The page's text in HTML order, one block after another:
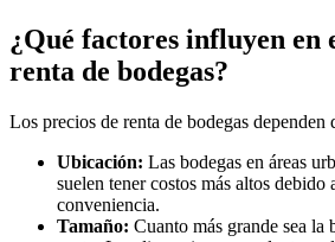
¿Qué factores influyen en
renta de bodegas?
Los precios de renta de bodegas dependen
Ubicación: Las bodegas en áreas
suelen tener costos más altos debido
conveniencia.
Tamaño: Cuanto más grande sea la